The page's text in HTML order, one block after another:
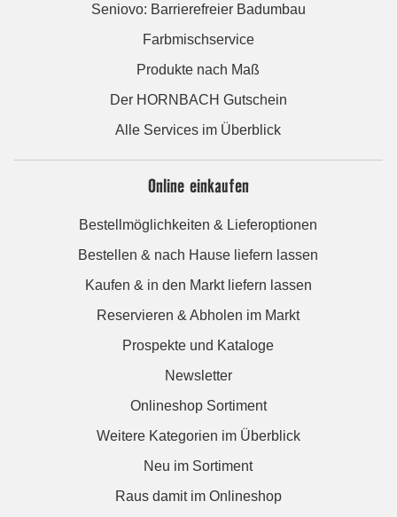
Seniovo: Barrierefreier Badumbau
Farbmischservice
Produkte nach Maß
Der HORNBACH Gutschein
Alle Services im Überblick
Online einkaufen
Bestellmöglichkeiten & Lieferoptionen
Bestellen & nach Hause liefern lassen
Kaufen & in den Markt liefern lassen
Reservieren & Abholen im Markt
Prospekte und Kataloge
Newsletter
Onlineshop Sortiment
Weitere Kategorien im Überblick
Neu im Sortiment
Raus damit im Onlineshop